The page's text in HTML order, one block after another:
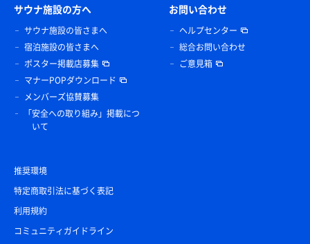
サウナ施設の方へ
サウナ施設の皆さまへ
宿泊施設の皆さまへ
ポスター掲載店募集
マナーPOPダウンロード
メンバーズ協賛募集
「安全への取り組み」掲載につ
いて
お問い合わせ
ヘルプセンター
総合お問い合わせ
ご意見箱
推奨環境
特定商取引法に基づく表記
利用規約
コミュニティガイドライン